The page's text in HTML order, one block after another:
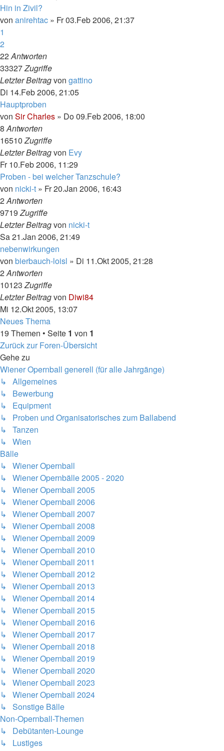
Hin in Zivil?
von anirehtac » Fr 03.Feb 2006, 21:37
1
2
22Antworten
33327Zugriffe
Letzter Beitragvon gattino
Di 14.Feb 2006, 21:05
Hauptproben
von Sir Charles » Do 09.Feb 2006, 18:00
8Antworten
16510Zugriffe
Letzter Beitragvon Evy
Fr 10.Feb 2006, 11:29
Proben - bei welcher Tanzschule?
von nicki-t » Fr 20.Jan 2006, 16:43
2Antworten
9719Zugriffe
Letzter Beitragvon nicki-t
Sa 21.Jan 2006, 21:49
nebenwirkungen
von bierbauch-loisl » Di 11.Okt 2005, 21:28
2Antworten
10123Zugriffe
Letzter Beitragvon Diwi84
Mi 12.Okt 2005, 13:07
Neues Thema
19 Themen • Seite 1 von 1
Zurück zur Foren-Übersicht
Gehe zu
Wiener Opernball generell (für alle Jahrgänge)
↳ Allgemeines
↳ Bewerbung
↳ Equipment
↳ Proben und Organisatorisches zum Ballabend
↳ Tanzen
↳ Wien
Bälle
↳ Wiener Opernball
↳ Wiener Opernbälle 2005 - 2020
↳ Wiener Opernball 2005
↳ Wiener Opernball 2006
↳ Wiener Opernball 2007
↳ Wiener Opernball 2008
↳ Wiener Opernball 2009
↳ Wiener Opernball 2010
↳ Wiener Opernball 2011
↳ Wiener Opernball 2012
↳ Wiener Opernball 2013
↳ Wiener Opernball 2014
↳ Wiener Opernball 2015
↳ Wiener Opernball 2016
↳ Wiener Opernball 2017
↳ Wiener Opernball 2018
↳ Wiener Opernball 2019
↳ Wiener Opernball 2020
↳ Wiener Opernball 2023
↳ Wiener Opernball 2024
↳ Sonstige Bälle
Non-Opernball-Themen
↳ Debütanten-Lounge
↳ Lustiges